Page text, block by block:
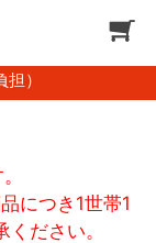
）
につき1世帯1
ださい。